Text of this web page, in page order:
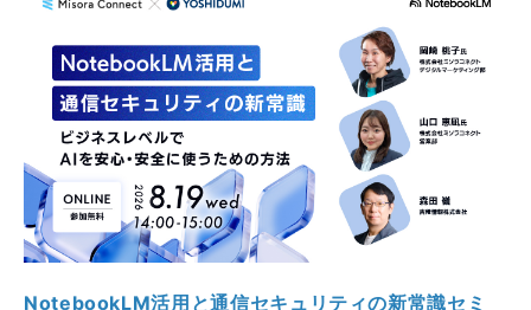
NotebookLM活用と通信セキュリティの新常識セミ